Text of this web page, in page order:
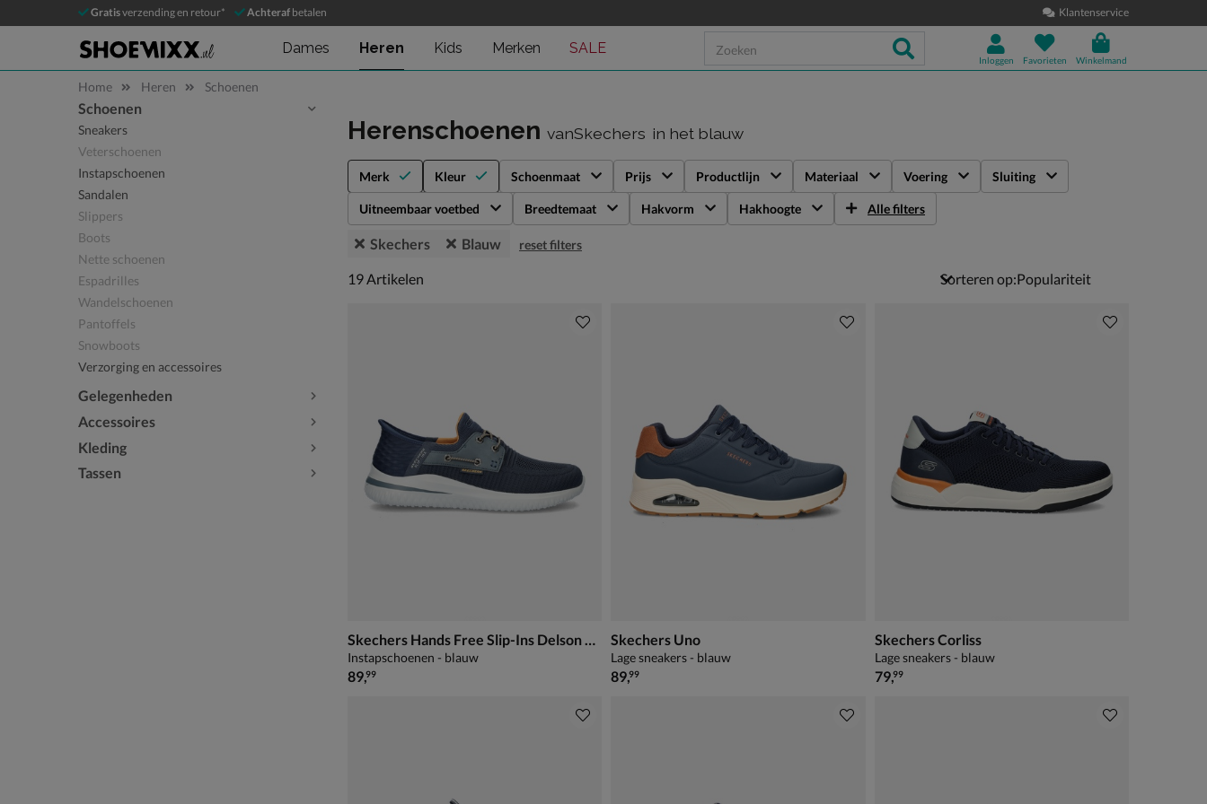
Gratisverzending en retour* Achteraf betalen Klantenservice
Dames Heren Kids Merken SALE
Inloggen Favorieten Winkelmand
Home Heren Schoenen
Sla categorieën over
Schoenen
Sneakers
Veterschoenen
Instapschoenen
Sandalen
Slippers
Boots
Nette schoenen
Espadrilles
Wandelschoenen
Pantoffels
Snowboots
Verzorging en accessoires
Gelegenheden
Accessoires
Kleding
Tassen
Herenschoenen vanSkechers in het blauw
Merk Kleur Schoenmaat Prijs Productlijn Materiaal Voering Sluiting
Uitneembaar voetbed Breedtemaat Hakvorm Hakhoogte Alle filters
Skechers Blauw reset filters
19 artikelen
19Artikelen Sorteren op:
Skechers Hands Free Slip-Ins Delson 3.0
Instapschoenen - blauw
€ 89,99
89,99
Skechers Uno
Lage sneakers - blauw
€ 89,99
89,99
Skechers Corliss
Lage sneakers - blauw
€ 79,99
79,99